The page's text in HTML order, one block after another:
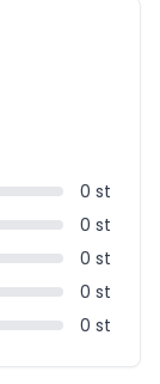
0 st
0 st
0 st
0 st
0 st